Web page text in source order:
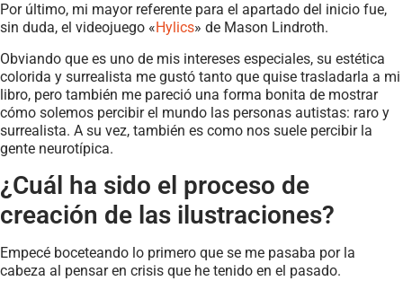
Por último, mi mayor referente para el apartado del inicio fue,
sin duda, el videojuego «Hylics» de Mason Lindroth.
Obviando que es uno de mis intereses especiales, su estética
colorida y surrealista me gustó tanto que quise trasladarla a mi
libro, pero también me pareció una forma bonita de mostrar
cómo solemos percibir el mundo las personas autistas: raro y
surrealista. A su vez, también es como nos suele percibir la
gente neurotípica.
¿Cuál ha sido el proceso de
creación de las ilustraciones?
Empecé boceteando lo primero que se me pasaba por la
cabeza al pensar en crisis que he tenido en el pasado.